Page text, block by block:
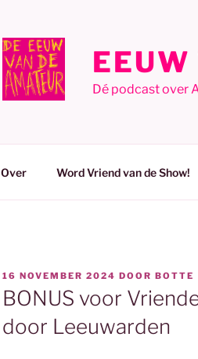
Dé podcast over
Over Word Vriend van de Show!
GEPLAATST
OP
16 NOVEMBER 2024 DOOR BOTTE
BONUS voor
door Leeuwarden